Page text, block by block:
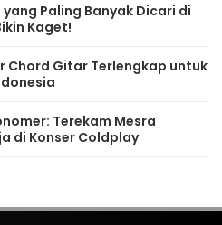
yang Paling Banyak Dicari di
Kaget!
Chord Gitar Terlengkap untuk
Terekam Mesra
di Konser Coldplay